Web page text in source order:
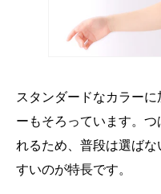
スタンダードなカラー
ーもそろっています。
れるため、普段は選ば
すいのが特長です。